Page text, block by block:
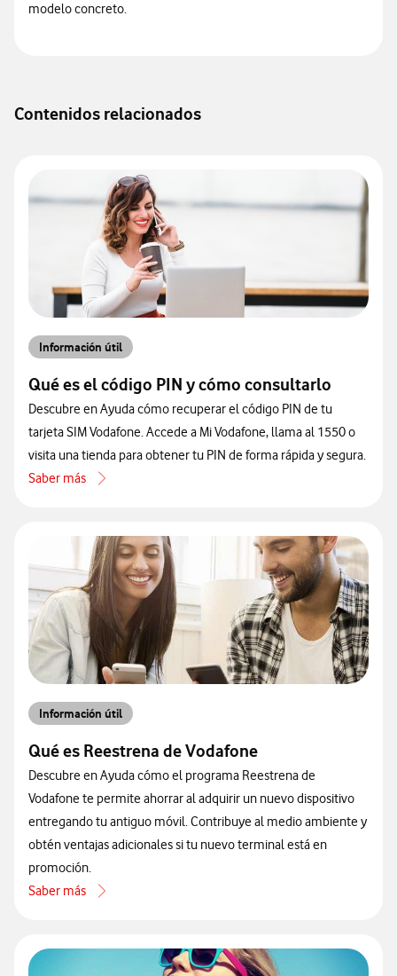
modelo concreto.
Contenidos relacionados
Información útil
Qué es el código PIN y cómo consultarlo
Descubre en Ayuda cómo recuperar el código PIN de tu
tarjeta SIM Vodafone. Accede a Mi Vodafone, llama al 1550 o
visita una tienda para obtener tu PIN de forma rápida y segura.
Saber más
acerca de Qué es el código PIN y cómo consultarlo
Información útil
Qué es Reestrena de Vodafone
Descubre en Ayuda cómo el programa Reestrena de
Vodafone te permite ahorrar al adquirir un nuevo dispositivo
entregando tu antiguo móvil. Contribuye al medio ambiente y
obtén ventajas adicionales si tu nuevo terminal está en
promoción.
Saber más
acerca de Qué es Reestrena de Vodafone